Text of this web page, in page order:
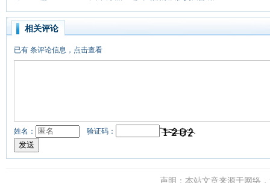
相关评论
已有 条评论信息，点击查看
姓名： 验证码：
声明：本站文章来源于网络